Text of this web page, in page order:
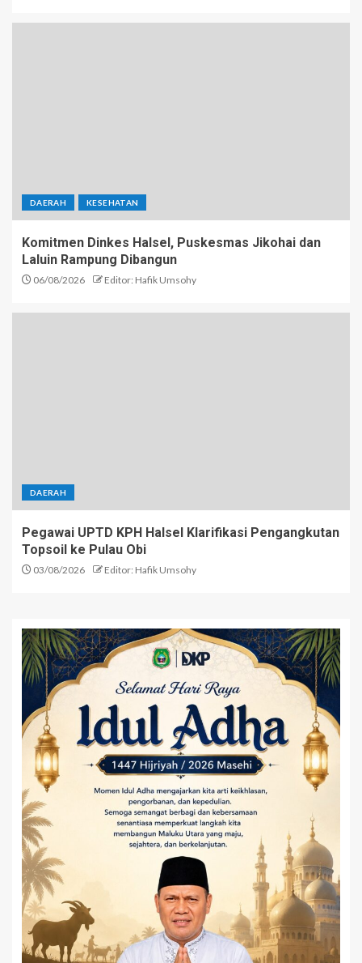
DAERAH KESEHATAN
Komitmen Dinkes Halsel, Puskesmas Jikohai dan
Laluin Rampung Dibangun
06/08/2026 Editor: Hafik Umsohy
DAERAH
Pegawai UPTD KPH Halsel Klarifikasi Pengangkutan
Topsoil ke Pulau Obi
03/08/2026 Editor: Hafik Umsohy